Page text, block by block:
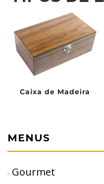
Caixa de Madeira
MENUS
Gourmet